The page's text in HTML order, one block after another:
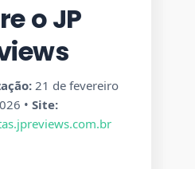
o JP
21 de fevereiro
• Site: